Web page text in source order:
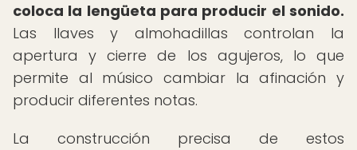
coloca la lengüeta para producir el sonido.
Las llaves y almohadillas controlan la
apertura y cierre de los agujeros, lo que
permite al músico cambiar la afinación y
producir diferentes notas.
La construcción precisa de estos